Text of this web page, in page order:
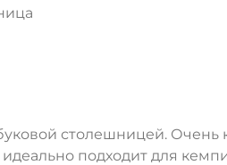
столешницей.
подходит для